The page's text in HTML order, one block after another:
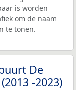
is worden
om de naam
te tonen.
De
-2023)